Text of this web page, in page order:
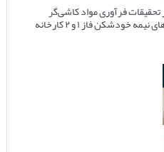
فرآوری مواد کاشی‌گر
(بررسی روند تعویض آسترهای آسیاهای نیمه خودشکن فاز ۱ و ۲ کارخانه